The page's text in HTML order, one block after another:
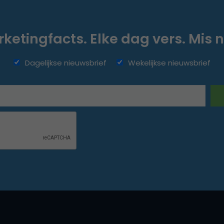
Elke dag vers. Mis
Dagelijkse nieuwsbrief Wekelijkse nieuwsbrief